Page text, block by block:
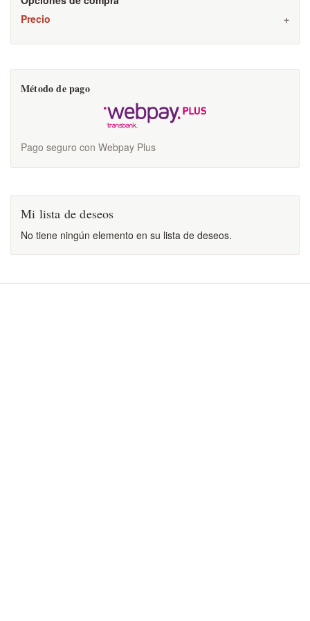
Precio
Método de pago
Pago seguro con Webpay Plus
Mi lista de deseos
No tiene ningún elemento en su lista de deseos.